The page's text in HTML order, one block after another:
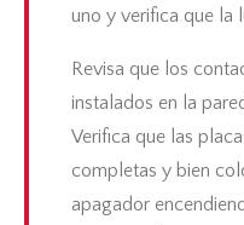
uno y verifica que la
Revisa que los
instalados en la
Verifica que las
completas y bien
apagador